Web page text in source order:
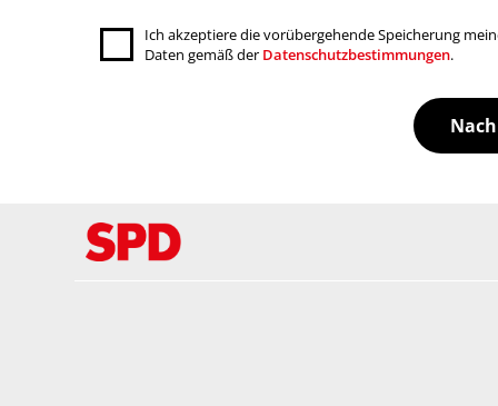
Ich akzeptiere die vorübergehende Speicherung
Daten gemäß der Datenschutzbestimmungen.